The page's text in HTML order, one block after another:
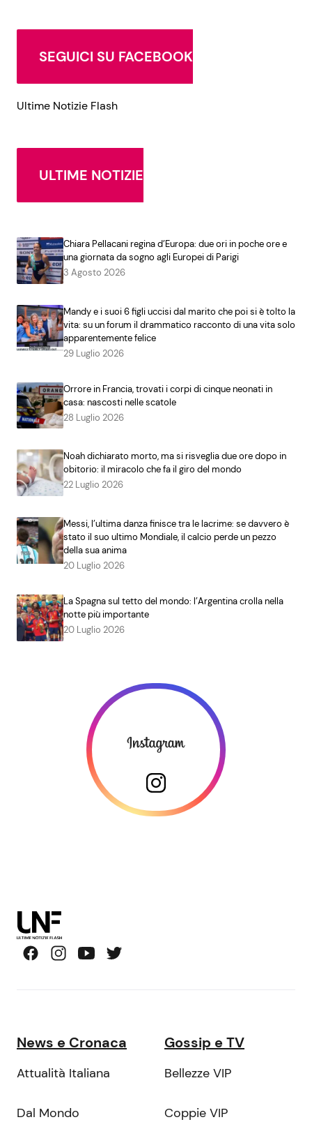
SEGUICI SU FACEBOOK
Ultime Notizie Flash
ULTIME NOTIZIE
Chiara Pellacani regina d’Europa: due ori in poche ore e
una giornata da sogno agli Europei di Parigi
3 Agosto 2026
Mandy e i suoi 6 figli uccisi dal marito che poi si è tolto la
vita: su un forum il drammatico racconto di una vita solo
apparentemente felice
29 Luglio 2026
Orrore in Francia, trovati i corpi di cinque neonati in
casa: nascosti nelle scatole
28 Luglio 2026
Noah dichiarato morto, ma si risveglia due ore dopo in
obitorio: il miracolo che fa il giro del mondo
22 Luglio 2026
Messi, l’ultima danza finisce tra le lacrime: se davvero è
stato il suo ultimo Mondiale, il calcio perde un pezzo
della sua anima
20 Luglio 2026
La Spagna sul tetto del mondo: l’Argentina crolla nella
notte più importante
20 Luglio 2026
News e Cronaca
Attualità Italiana
Dal Mondo
Gossip e TV
Bellezze VIP
Coppie VIP